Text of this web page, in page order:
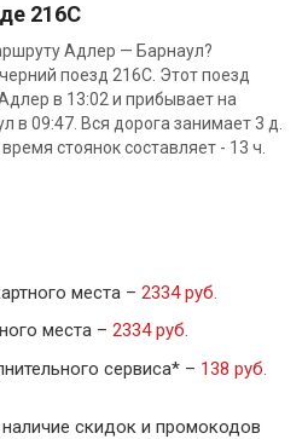
216С
Адлер — Барнаул?
поезд 216С. Этот поезд
в 13:02 и прибывает на
в 09:47. Вся дорога занимает 3 д.
стоянок составляет - 13 ч.
места – 2334 руб.
места – 2334 руб.
сервиса* – 138 руб.
скидок и промокодов